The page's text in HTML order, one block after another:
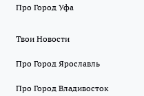
Про Город Уфа
Твои Новости
Про Город Ярославль
Про Город Владивосток